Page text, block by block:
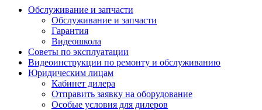
Обслуживание и запчасти
Обслуживание и запчасти
Гарантия
Видеошкола
Советы по эксплуатации
Видеоинструкции по ремонту и обслуживанию
Юридическим лицам
Кабинет дилера
Отправить заявку на оборудование
Особые условия для дилеров